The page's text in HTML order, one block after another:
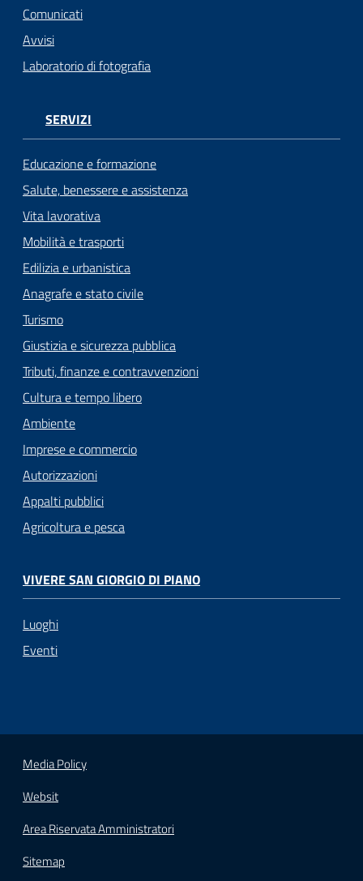
Comunicati
Avvisi
Laboratorio di fotografia
SERVIZI
Educazione e formazione
Salute, benessere e assistenza
Vita lavorativa
Mobilità e trasporti
Edilizia e urbanistica
Anagrafe e stato civile
Turismo
Giustizia e sicurezza pubblica
Tributi, finanze e contravvenzioni
Cultura e tempo libero
Ambiente
Imprese e commercio
Autorizzazioni
Appalti pubblici
Agricoltura e pesca
VIVERE SAN GIORGIO DI PIANO
Luoghi
Eventi
Media Policy
Websit
Area Riservata Amministratori
Sitemap